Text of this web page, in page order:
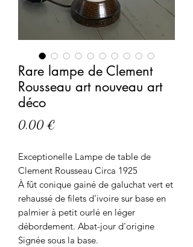
Rare lampe de Clement
Rousseau art nouveau art
déco
0,00 €
Exceptionelle Lampe de table de
Clement Rousseau Circa 1925
À fût conique gainé de galuchat vert et
rehaussé de filets d'ivoire sur base en
palmier à petit ourlé en léger
débordement. Abat-jour d'origine
Signée sous la base.